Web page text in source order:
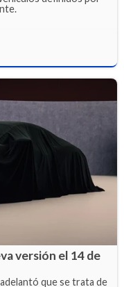
versión el 14 de
que se trata de